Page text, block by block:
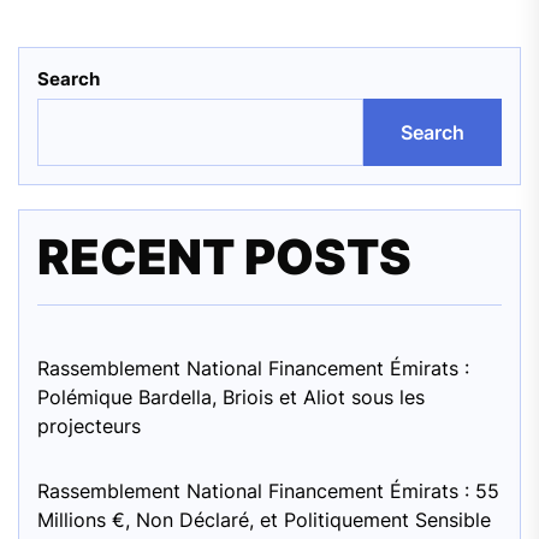
Search
Search
RECENT POSTS
Rassemblement National Financement Émirats :
Polémique Bardella, Briois et Aliot sous les
projecteurs
Rassemblement National Financement Émirats : 55
Millions €, Non Déclaré, et Politiquement Sensible